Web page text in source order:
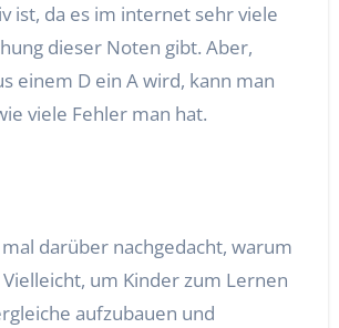
ist, da es im internet sehr viele
dieser Noten gibt. Aber,
einem D ein A wird, kann man
viele Fehler man hat.
darüber nachgedacht, warum
um Kinder zum Lernen
aufzubauen und